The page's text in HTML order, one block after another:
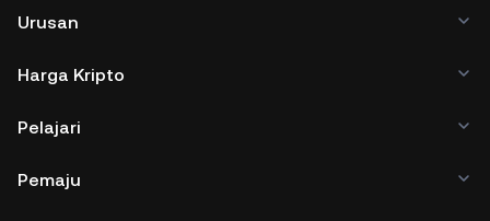
Urusan
Harga Kripto
Pelajari
Pemaju